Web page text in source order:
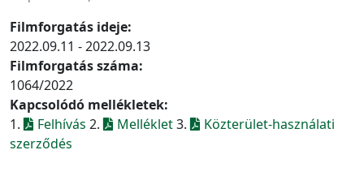
Filmforgatás ideje:
2022.09.11 - 2022.09.13
Filmforgatás száma:
1064/2022
Kapcsolódó mellékletek:
1.
Felhívás 2. Melléklet3.
Közterület-használati
szerződés